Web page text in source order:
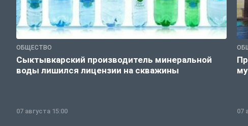
ОБЩЕСТВО
Сыктывкарский производитель минеральной
воды лишился лицензии на скважины
07 августа 15:00 07